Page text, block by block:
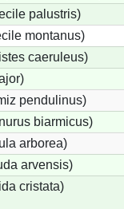
palustris)
montanus)
caeruleus)
pendulinus)
biarmicus)
arborea)
arvensis)
cristata)